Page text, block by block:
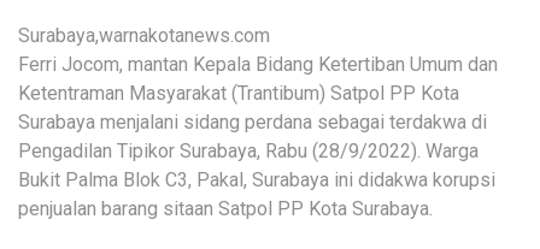
Surabaya,warnakotanews.com
Ferri Jocom, mantan Kepala Bidang Ketertiban Umum dan
Ketentraman Masyarakat (Trantibum) Satpol PP Kota
Surabaya menjalani sidang perdana sebagai terdakwa di
Pengadilan Tipikor Surabaya, Rabu (28/9/2022). Warga
Bukit Palma Blok C3, Pakal, Surabaya ini didakwa korupsi
penjualan barang sitaan Satpol PP Kota Surabaya.